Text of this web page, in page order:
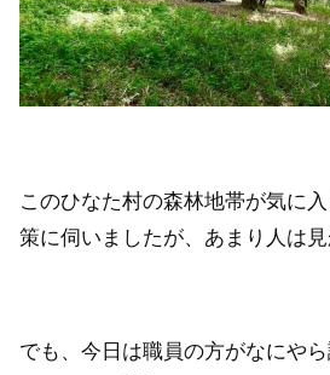
このひなた村の森林地帯が気に
策に伺いましたが、あまり人は見
でも、今日は職員の方がなにや